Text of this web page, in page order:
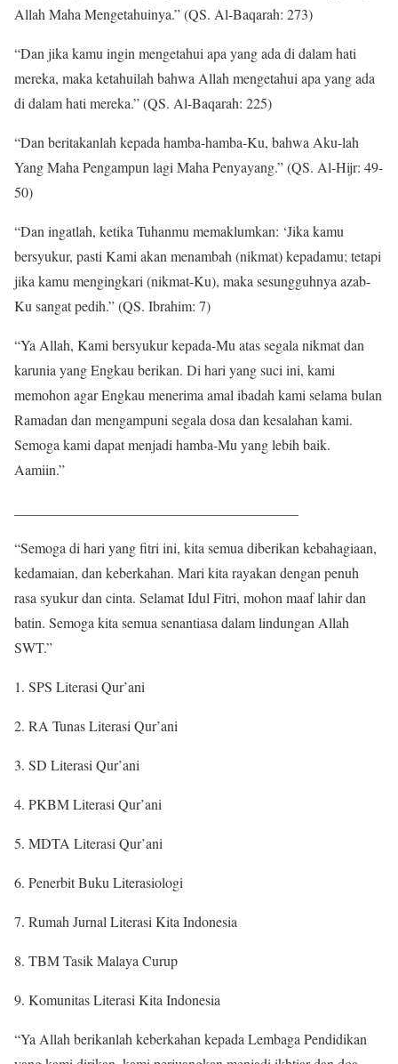
Allah Maha Mengetahuinya.” (QS. Al-Baqarah: 273)
“Dan jika kamu ingin mengetahui apa yang ada di dalam hati
mereka, maka ketahuilah bahwa Allah mengetahui apa yang ada
di dalam hati mereka.” (QS. Al-Baqarah: 225)
“Dan beritakanlah kepada hamba-hamba-Ku, bahwa Aku-lah
Yang Maha Pengampun lagi Maha Penyayang.” (QS. Al-Hijr: 49-
50)
“Dan ingatlah, ketika Tuhanmu memaklumkan: ‘Jika kamu
bersyukur, pasti Kami akan menambah (nikmat) kepadamu; tetapi
jika kamu mengingkari (nikmat-Ku), maka sesungguhnya azab-
Ku sangat pedih.” (QS. Ibrahim: 7)
“Ya Allah, Kami bersyukur kepada-Mu atas segala nikmat dan
karunia yang Engkau berikan. Di hari yang suci ini, kami
memohon agar Engkau menerima amal ibadah kami selama bulan
Ramadan dan mengampuni segala dosa dan kesalahan kami.
Semoga kami dapat menjadi hamba-Mu yang lebih baik.
Aamiin.”
“Semoga di hari yang fitri ini, kita semua diberikan kebahagiaan,
kedamaian, dan keberkahan. Mari kita rayakan dengan penuh
rasa syukur dan cinta. Selamat Idul Fitri, mohon maaf lahir dan
batin. Semoga kita semua senantiasa dalam lindungan Allah
SWT.”
1. SPS Literasi Qur’ani
2. RA Tunas Literasi Qur’ani
3. SD Literasi Qur’ani
4. PKBM Literasi Qur’ani
5. MDTA Literasi Qur’ani
6. Penerbit Buku Literasiologi
7. Rumah Jurnal Literasi Kita Indonesia
8. TBM Tasik Malaya Curup
9. Komunitas Literasi Kita Indonesia
“Ya Allah berikanlah keberkahan kepada Lembaga Pendidikan